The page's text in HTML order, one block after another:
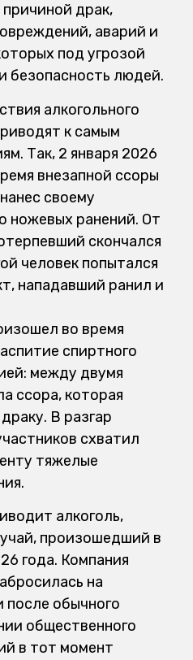
драк,
аварий и
под угрозой
безопасность людей.
алкогольного
к самым
Так, 2 января 2026
внезапной ссоры
своему
ножевых ранений. От
скончался
человек попытался
нападавший ранил и
во время
спиртного
между двумя
ссора, которая
В разгар
схватил
тяжелые
алкоголь,
произошедший в
года. Компания
на
после обычного
общественного
в тот момент